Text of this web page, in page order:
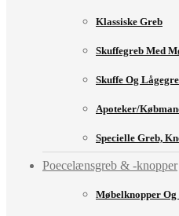
Klassiske Greb
Skuffegreb Med
Skuffe Og
Apoteker/
Specielle Greb,
Poecelænsgreb & -knopper
Møbelknopper